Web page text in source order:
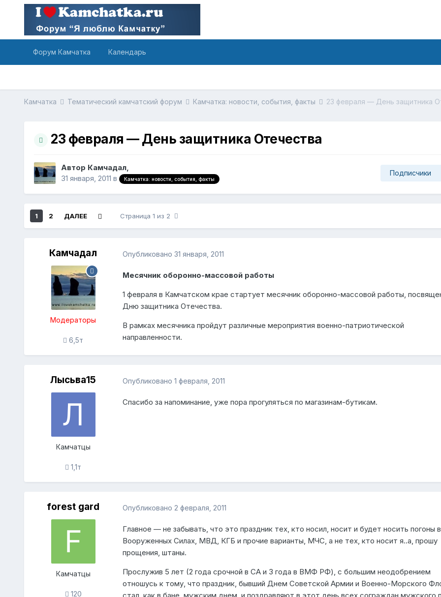
Форум Камчатка Календарь
Камчатка Тематический камчатский форум Камчатка: новости, события, факты 23 февраля — День защитника
23 февраля — День защитника Отечества
Автор Камчадал,
31 января, 2011 в Камчатка: новости, события, факты
Подписчики
1 2 ДАЛЕЕ Страница 1 из 2
Камчадал
Модераторы
6,5т
Опубликовано 31 января, 2011
Месячник оборонно-массовой работы
1 февраля в Камчатском крае стартует месячник оборонно-массовой работы,
Дню защитника Отечества.
В рамках месячника пройдут различные мероприятия военно-патриотической
направленности.
Лысьва15
Камчатцы
1,1т
Опубликовано 1 февраля, 2011
Спасибо за напоминание, уже пора прогуляться по магазинам-бутикам.
forest gard
Камчатцы
120
Опубликовано 2 февраля, 2011
Главное — не забывать, что это праздник тех, кто носил, носит и будет носить погоны в
Вооруженных Силах, МВД, КГБ и прочие варианты, МЧС, а не тех, кто носит я..а, прошу
прощения, штаны.
Прослужив 5 лет (2 года срочной в СА и 3 года в ВМФ РФ), с большим неодобрением
отношусь к тому, что праздник, бывший Днем Советской Армии и Военно-Морского